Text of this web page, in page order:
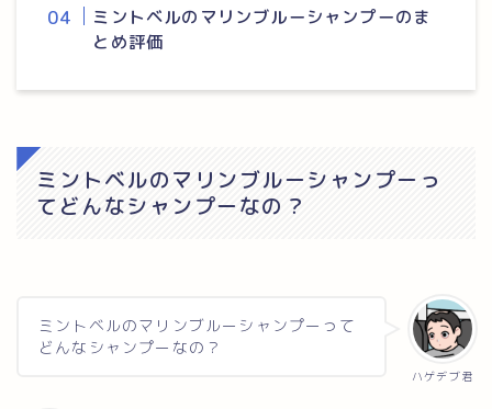
ミントベルのマリンブルーシャンプーのま
とめ評価
ミントベルのマリンブルーシャンプーっ
てどんなシャンプーなの？
ハゲデブ君
ミントベルのマリンブルーシャンプーって
どんなシャンプーなの？